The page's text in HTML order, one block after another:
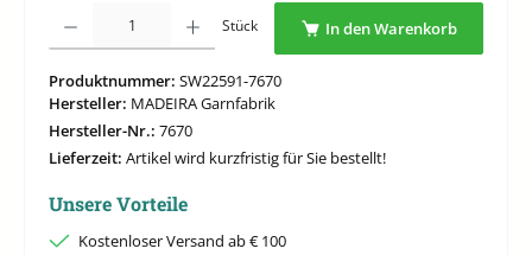
Produkt Anzahl: Gib den gewünschten Wert ein oder benutze die Schaltflächen um
Stück In den Warenkorb
Produktnummer: SW22591-7670
Hersteller: MADEIRA Garnfabrik
Hersteller-Nr.: 7670
Lieferzeit: Artikel wird kurzfristig für Sie bestellt!
Unsere Vorteile
Kostenloser Versand ab € 100